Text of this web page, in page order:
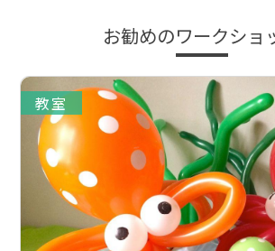
お勧めのワークショ
教室